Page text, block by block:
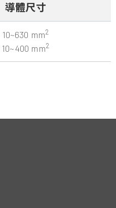
導體尺寸
10~630 mm2
10~400 mm2